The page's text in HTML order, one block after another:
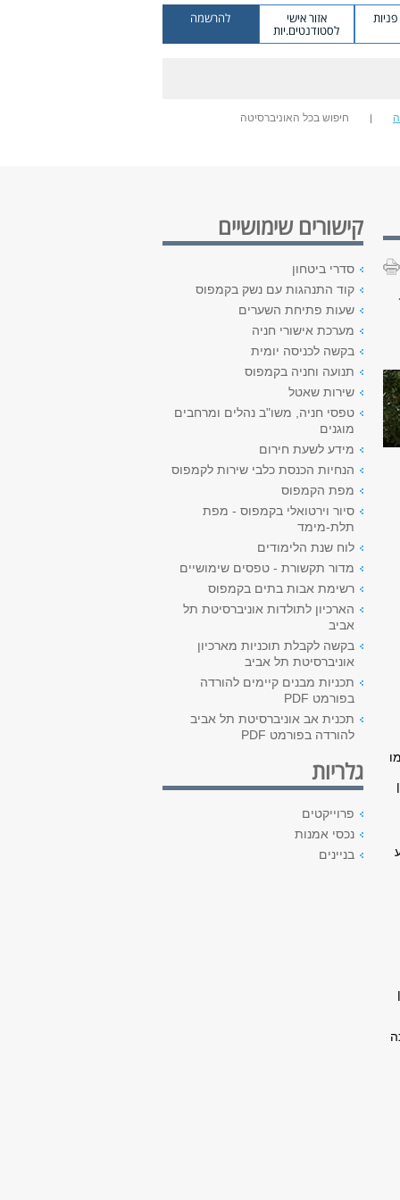
אזור אישי
לסטודנטים.יות
להרשמה
חיפוש בכל האוניברסיטה
קישורים שימושיים
סדרי ביטחון
קוד התנהגות עם נשק בקמפוס
שעות פתיחת השערים
מערכת אישורי חניה
בקשה לכניסה יומית
תנועה וחניה בקמפוס
שירות שאטל
טפסי חניה, משו"ב נהלים ומרחבים
מוגנים
מידע לשעת חירום
הנחיות הכנסת כלבי שירות לקמפוס
מפת הקמפוס
סיור וירטואלי בקמפוס - מפת
תלת-מימד
לוח שנת הלימודים
מדור תקשורת - טפסים שימושיים
רשימת אבות בתים בקמפוס
הארכיון לתולדות אוניברסיטת תל
אביב
בקשה לקבלת תוכניות מארכיון
אוניברסיטת תל אביב
תכניות מבנים קיימים להורדה
בפורמט PDF
תכנית אב אוניברסיטת תל אביב
להורדה בפורמט PDF
גלריות
פרוייקטים
נכסי אמנות
בניינים